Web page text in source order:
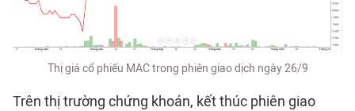
Thị giá cổ phiếu MAC trong phiên giao dịch ngày 26/9
Trên thị trường chứng khoán, kết thúc phiên giao